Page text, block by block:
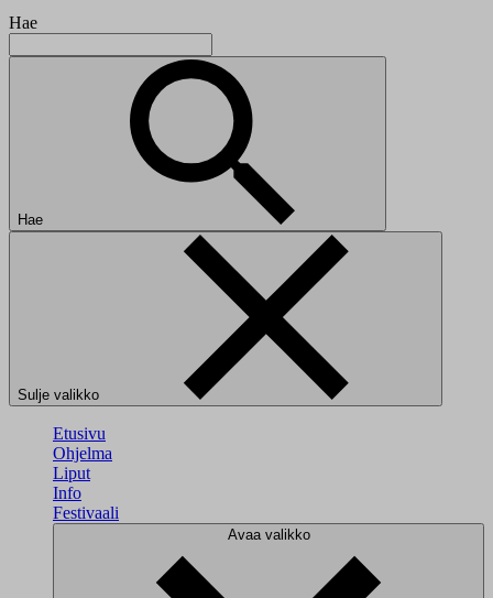
Hae
Hae
Sulje valikko
Etusivu
Ohjelma
Liput
Info
Festivaali
Avaa valikko